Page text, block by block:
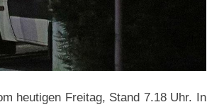
heutigen Freitag, Stand 7.18 Uhr. In